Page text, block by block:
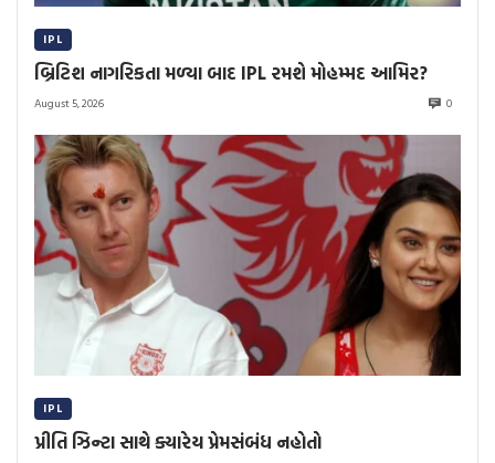
IPL
બ્રિટિશ નાગરિકતા મળ્યા બાદ IPL રમશે મોહમ્મદ આમિર?
August 5, 2026 0
IPL
પ્રીતિ ઝિન્ટા સાથે ક્યારેય પ્રેમસંબંધ નહોતો